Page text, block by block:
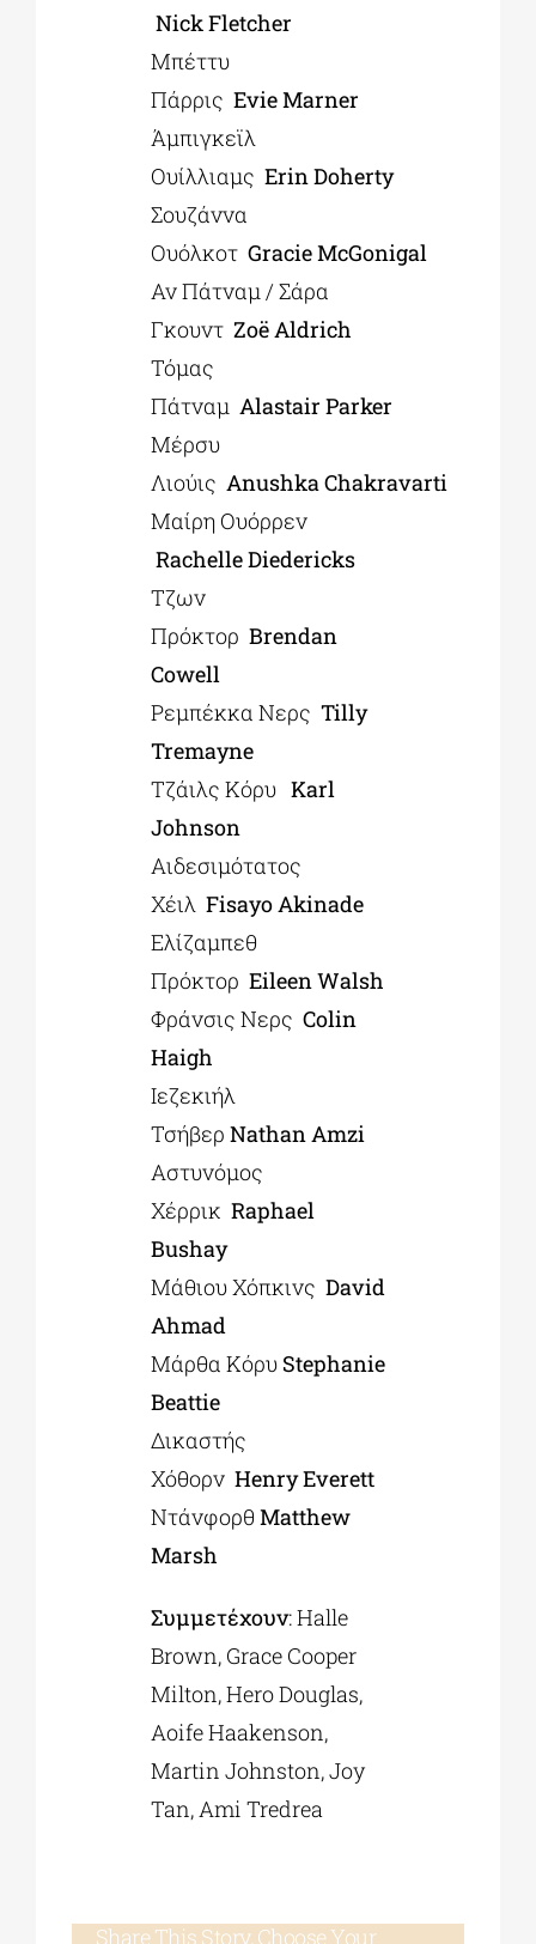
NickFletcher
Μπέττυ
Πάρρις EvieMarner
Άμπιγκεϊλ
Ουίλλιαμς Erin Doherty
Σουζάννα
Ουόλκοτ GracieMcGonigal
Αν Πάτναμ / Σάρα
Γκουντ Zoë Aldrich
Τόμας
Πάτναμ Alastair Parker
Μέρσυ
Λιούις Anushka Chakravarti
Μαίρη Ουόρρεν
Rachelle Diedericks
Τζων
Πρόκτορ Brendan
Cowell
Ρεμπέκκα Νερς Tilly
Tremayne
Τζάιλς Κόρυ Karl
Johnson
Αιδεσιμότατος
Χέιλ Fisayo Akinade
Ελίζαμπεθ
Πρόκτορ Eileen Walsh
Φράνσις Νερς Colin
Haigh
Ιεζεκιήλ
Τσήβερ Nathan Amzi
Αστυνόμος
Χέρρικ Raphael
Bushay
Μάθιου Χόπκινς David
Ahmad
Μάρθα Κόρυ Stephanie
Beattie
Δικαστής
Χόθορν Henry Everett
Ντάνφορθ Matthew
Marsh
Συμμετέχουν: Halle
Brown, Grace Cooper
Milton, Ηero Douglas,
Aoife Haakenson,
Martin Johnston, Joy
Tan, Ami Tredrea
Share This Story, Choose Your